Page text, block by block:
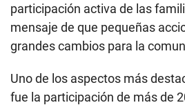
participación activa de las
mensaje de que pequeñas
grandes cambios para la
Uno de los aspectos más
fue la participación de más de